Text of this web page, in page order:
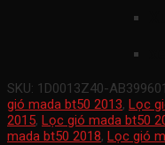
SKU: 1D0013Z40-
gió mada bt50 2013, Lọc
2015, Lọc gió mada bt50
mada bt50 2018, Lọc gió